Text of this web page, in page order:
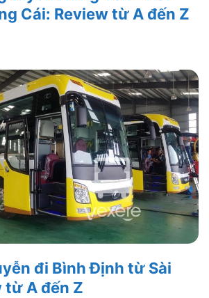
Cái: Review từ A đến Z
đi Bình Định từ Sài
từ A đến Z